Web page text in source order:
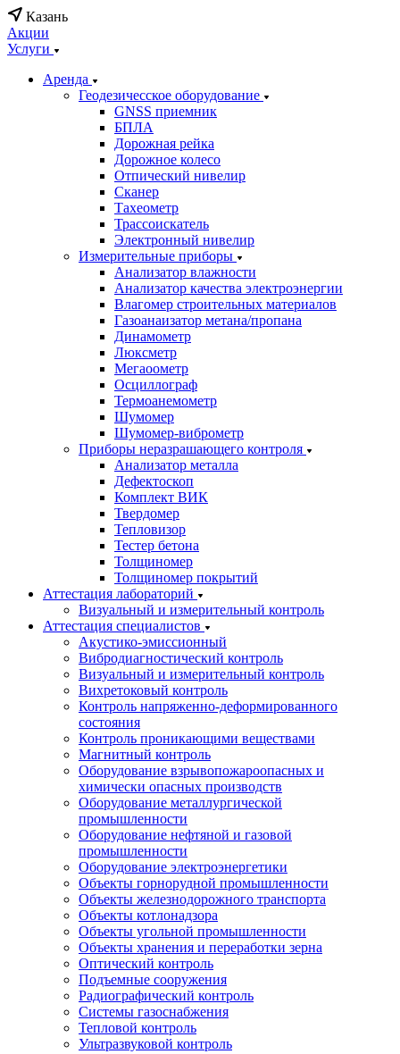
Казань
Акции
Услуги
Аренда
Геодезичесское оборудование
GNSS приемник
БПЛА
Дорожная рейка
Дорожное колесо
Отпический нивелир
Сканер
Тахеометр
Трассоискатель
Электронный нивелир
Измерительные приборы
Анализатор влажности
Анализатор качества электроэнергии
Влагомер строительных материалов
Газоанаизатор метана/пропана
Динамометр
Люксметр
Мегаоометр
Осциллограф
Термоанемометр
Шумомер
Шумомер-виброметр
Приборы неразрашающего контроля
Анализатор металла
Дефектоскоп
Комплект ВИК
Твердомер
Тепловизор
Тестер бетона
Толщиномер
Толщиномер покрытий
Аттестация лабораторий
Визуальный и измерительный контроль
Аттестация специалистов
Акустико-эмиссионный
Вибродиагностический контроль
Визуальный и измерительный контроль
Вихретоковый контроль
Контроль напряженно-деформированного
состояния
Контроль проникающими веществами
Магнитный контроль
Оборудование взрывопожароопасных и
химически опасных производств
Оборудование металлургической
промышленности
Оборудование нефтяной и газовой
промышленности
Оборудование электроэнергетики
Объекты горнорудной промышленности
Объекты железнодорожного транспорта
Объекты котлонадзора
Объекты угольной промышленности
Объекты хранения и переработки зерна
Оптический контроль
Подъемные сооружения
Радиографический контроль
Системы газоснабжения
Тепловой контроль
Ультразвуковой контроль